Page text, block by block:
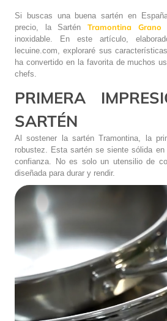
Si buscas una buena sartén en
precio, la Sartén Tramontina Grano
inoxidable. En este artículo,
lecuine.com, exploraré sus
ha convertido en la favorita de muchos
chefs.
PRIMERA
SARTÉN
Al sostener la sartén Tramontina, la
robustez. Esta sartén se siente sólida
confianza. No es solo un utensilio de
diseñada para durar y rendir.